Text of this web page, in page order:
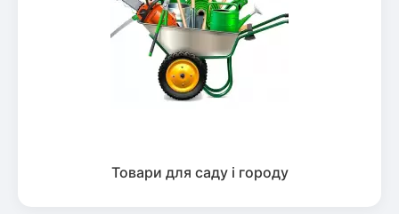
Товари для саду і городу